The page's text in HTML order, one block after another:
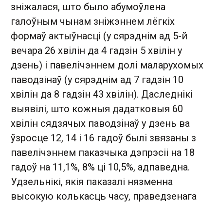
зніжалася, што было абумоўлена
галоўным чынам зніжэннем лёгкіх
формаў актыўнасці (у сярэднім ад 5-й
вечара 26 хвілін да 4 гадзін 5 хвілін у
дзень) і павелічэннем долі маларухомых
паводзінаў (у сярэднім ад 7 гадзін 10
хвілін да 8 гадзін 43 хвілін). Даследнікі
выявілі, што кожныя дадатковыя 60
хвілін сядзячых паводзінаў у дзень ва
ўзросце 12, 14 і 16 гадоў былі звязаны з
павелічэннем паказчыка дэпрэсіі на 18
гадоў на 11,1%, 8% ці 10,5%, адпаведна.
Удзельнікі, якія паказалі нязменна
высокую колькасць часу, праведзенага